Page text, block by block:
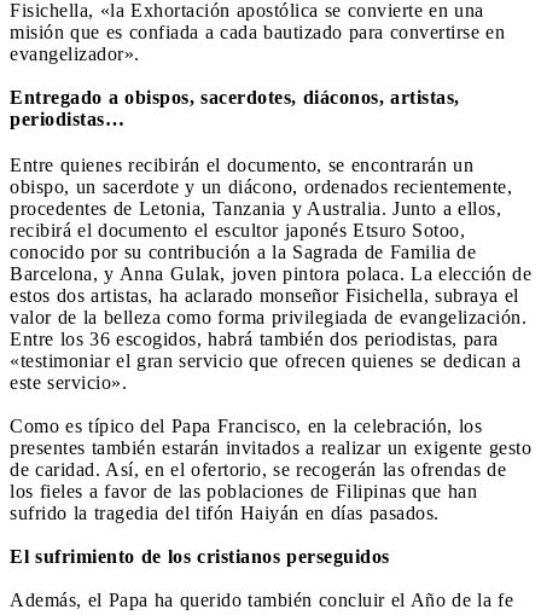
Fisichella, «la Exhortación apostólica se convierte en una
misión que es confiada a cada bautizado para convertirse en
evangelizador».
Entregado a obispos, sacerdotes, diáconos, artistas,
periodistas…
Entre quienes recibirán el documento, se encontrarán un
obispo, un sacerdote y un diácono, ordenados recientemente,
procedentes de Letonia, Tanzania y Australia. Junto a ellos,
recibirá el documento el escultor japonés Etsuro Sotoo,
conocido por su contribución a la Sagrada de Familia de
Barcelona, y Anna Gulak, joven pintora polaca. La elección de
estos dos artistas, ha aclarado monseñor Fisichella, subraya el
valor de la belleza como forma privilegiada de evangelización.
Entre los 36 escogidos, habrá también dos periodistas, para
«testimoniar el gran servicio que ofrecen quienes se dedican a
este servicio».
Como es típico del Papa Francisco, en la celebración, los
presentes también estarán invitados a realizar un exigente gesto
de caridad. Así, en el ofertorio, se recogerán las ofrendas de
los fieles a favor de las poblaciones de Filipinas que han
sufrido la tragedia del tifón Haiyán en días pasados.
El sufrimiento de los cristianos perseguidos
Además, el Papa ha querido también concluir el Año de la fe